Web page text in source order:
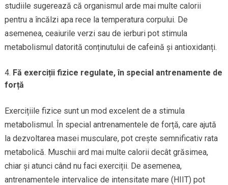
studiile sugerează că organismul arde mai multe calorii
pentru a încălzi apa rece la temperatura corpului. De
asemenea, ceaiurile verzi sau de ierburi pot stimula
metabolismul datorită conținutului de cafeină și antioxidanți.
Fă exerciții fizice regulate, în special antrenamente de
forță
Exercițiile fizice sunt un mod excelent de a stimula
metabolismul. În special antrenamentele de forță, care ajută
la dezvoltarea masei musculare, pot crește semnificativ rata
metabolică. Muschii ard mai multe calorii decât grăsimea,
chiar și atunci când nu faci exerciții. De asemenea,
antrenamentele intervalice de intensitate mare (HIIT) pot